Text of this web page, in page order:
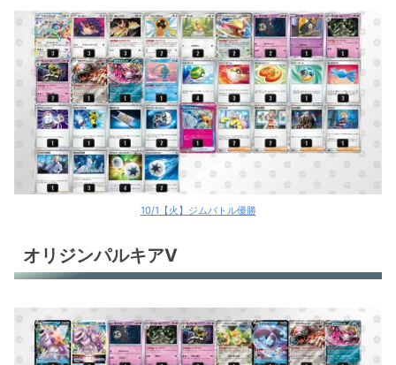
10/1【火】ジムバトル優勝
オリジンパルキアV